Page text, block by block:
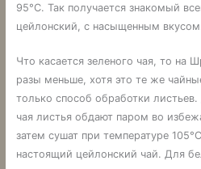
95°С. Так получается знакомый
цейлонский, с насыщенным вкусом.
Что касается зеленого чая, то на
разы меньше, хотя это те же
только способ обработки
чая листья обдают паром во
затем сушат при температуре
настоящий цейлонский чай. Для